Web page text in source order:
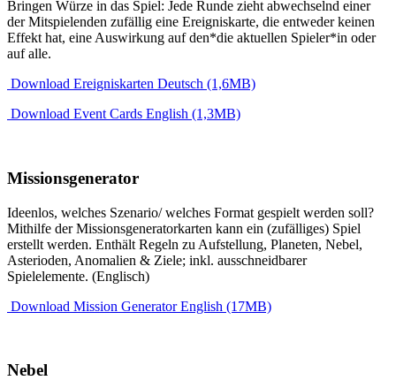
Bringen Würze in das Spiel: Jede Runde zieht abwechselnd einer
der Mitspielenden zufällig eine Ereigniskarte, die entweder keinen
Effekt hat, eine Auswirkung auf den*die aktuellen Spieler*in oder
auf alle.
Download Ereigniskarten Deutsch (1,6MB)
Download Event Cards English (1,3MB)
Missionsgenerator
Ideenlos, welches Szenario/ welches Format gespielt werden soll?
Mithilfe der Missionsgeneratorkarten kann ein (zufälliges) Spiel
erstellt werden. Enthält Regeln zu Aufstellung, Planeten, Nebel,
Asterioden, Anomalien & Ziele; inkl. ausschneidbarer
Spielelemente. (Englisch)
Download Mission Generator English (17MB)
Nebel